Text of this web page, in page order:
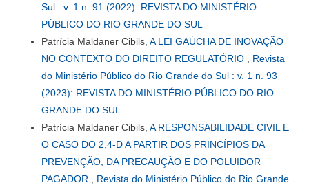
Sul : v. 1 n. 91 (2022): REVISTA DO MINISTÉRIO
PÚBLICO DO RIO GRANDE DO SUL
Patrícia Maldaner Cibils, A LEI GAÚCHA DE INOVAÇÃO
NO CONTEXTO DO DIREITO REGULATÓRIO
Revista
do Ministério Público do Rio Grande do Sul : v. 1 n. 93
(2023): REVISTA DO MINISTÉRIO PÚBLICO DO RIO
GRANDE DO SUL
Patrícia Maldaner Cibils, A RESPONSABILIDADE CIVIL E
O CASO DO 2,4-D A PARTIR DOS PRINCÍPIOS DA
PREVENÇÃO, DA PRECAUÇÃO E DO POLUIDOR
PAGADOR
Revista do Ministério Público do Rio Grande